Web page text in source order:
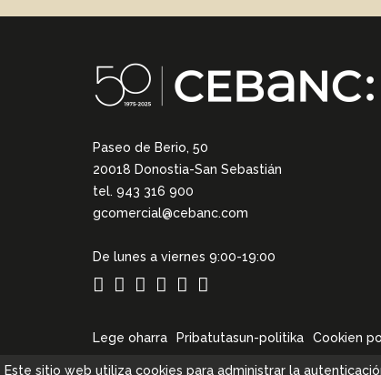
Paseo de Berio, 50
20018 Donostia-San Sebastián
tel. 943 316 900
gcomercial@cebanc.com
De lunes a viernes 9:00-19:00
Lege oharra Pribatutasun-politika Cookien
Este sitio web utiliza cookies para administrar la